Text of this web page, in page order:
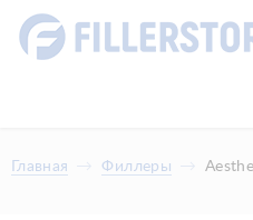
Главная Филлеры